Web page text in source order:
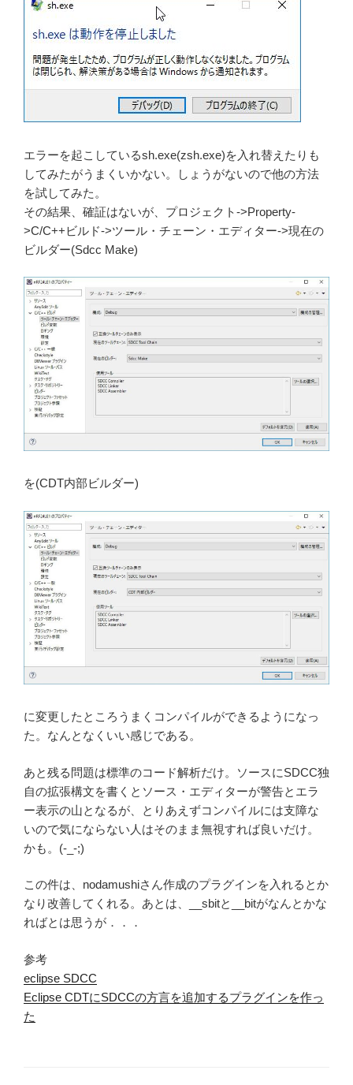
エラーを起こしているsh.exe(zsh.exe)を入れ替えたりも
してみたがうまくいかない。しょうがないので他の方法
を試してみた。
その結果、確証はないが、プロジェクト->Property-
>C/C++ビルド->ツール・チェーン・エディター->現在の
ビルダー(Sdcc Make)
を(CDT内部ビルダー)
に変更したところうまくコンパイルができるようになっ
た。なんとなくいい感じである。
あと残る問題は標準のコード解析だけ。ソースにSDCC独
自の拡張構文を書くとソース・エディターが警告とエラ
ー表示の山となるが、とりあえずコンパイルには支障な
いので気にならない人はそのまま無視すれば良いだけ。
かも。(-_-;)
この件は、nodamushiさん作成のプラグインを入れるとか
なり改善してくれる。あとは、__sbitと__bitがなんとかな
ればとは思うが．．．
参考
eclipse SDCC
Eclipse CDTにSDCCの方言を追加するプラグインを作っ
た